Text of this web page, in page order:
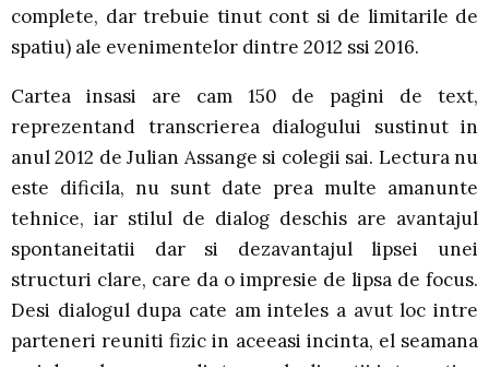
complete, dar trebuie tinut cont si de limitarile de
spatiu) ale evenimentelor dintre 2012 ssi 2016.
Cartea insasi are cam 150 de pagini de text,
reprezentand transcrierea dialogului sustinut in
anul 2012 de Julian Assange si colegii sai. Lectura nu
este dificila, nu sunt date prea multe amanunte
tehnice, iar stilul de dialog deschis are avantajul
spontaneitatii dar si dezavantajul lipsei unei
structuri clare, care da o impresie de lipsa de focus.
Desi dialogul dupa cate am inteles a avut loc intre
parteneri reuniti fizic in aceeasi incinta, el seamana